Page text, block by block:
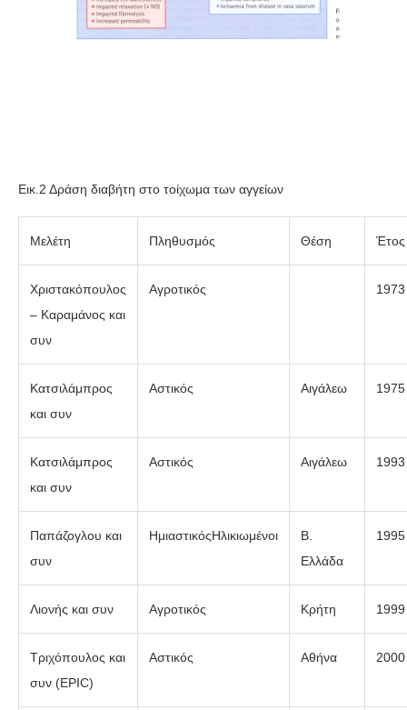
Εικ.2 Δράση διαβήτη στο τοίχωμα των αγγείων
Μελέτη Πληθυσμός Θέση Έτος
Χριστακόπουλος
– Καραμάνος και
συν
Αγροτικός 1973
Κατσιλάμπρος
και συν
Αστικός Αιγάλεω 1975
Κατσιλάμπρος
και συν
Αστικός Αιγάλεω 1993
Παπάζογλου και
συν
ΗμιαστικόςΗλικιωμένοι
Β.
Ελλάδα
1995
Λιονής και συν Αγροτικός Κρήτη 1999
Τριχόπουλος και
συν (EPIC)
Αστικός Αθήνα 2000